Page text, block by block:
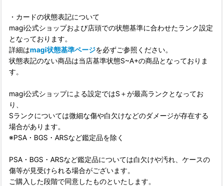
・カードの状態表記について
magi公式ショップおよび店頭での状態基準に合わせたランク設定
となっております。
詳細はmagi状態基準ページを必ずご参照ください。
状態表記のない商品は当店基準状態S~A+の商品となっておりま
す。
magi公式ショップによる設定ではS＋が最高ランクとなってお
り、
Sランクについては微細な傷や白欠けなどのダメージが存在する
場合があります。
※PSA・BGS・ARSなど鑑定品を除く
PSA・BGS・ARSなど鑑定品については白欠けや汚れ、ケースの
傷等が見受けられる場合がございます。
ご購入した段階で同意したものといたします。